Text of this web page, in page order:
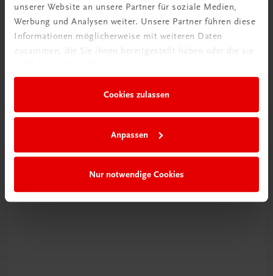
unserer Website an unsere Partner für soziale Medien,
Werbung und Analysen weiter. Unsere Partner führen diese
Informationen möglicherweise mit weiteren Daten
zusammen, die Sie ihnen bereitgestellt haben oder die sie
Cookies zulassen
Anpassen
Nur notwendige Cookies
Neu zur DigiBox
Videos mit
Tipps & Tricks
Mehr dazu